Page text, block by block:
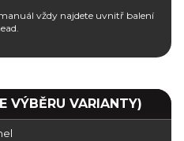
vždy najdete uvnitř balení
VÝBĚRU VARIANTY)